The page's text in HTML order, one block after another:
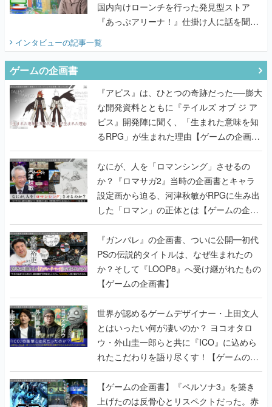
国内向けローンチを行った発見型ストア
『あっぷアリーナ！』仕掛け人に話を聞い
てみた
インタビューの記事一覧
ゲームの企画書
『アビス』は、ひとつの奇跡だった──膨大
な開発資料とともに『テイルズ オブ ジ ア
ビス』開発陣に聞く、「生まれた意味を知
るRPG」が生まれた理由【ゲームの企画
書】
なにが、人を「ロマンシング」させるの
か？『ロマサガ2』当時の企画書とキャラ
設定画から迫る、河津秋敏がRPGに生み出
した「ロマン」の正体とは【ゲームの企画
書】
『ガンパレ』の企画書、ついに公開━初代
PSの伝説的タイトルは、なぜ生まれたの
か？そして『LOOP8』へ受け継がれたもの
【ゲームの企画書】
世界が認めるゲームデザイナー・上田文人
とはいったい何が凄いのか？ ヨコオタロ
ウ・外山圭一郎らと共に『ICO』に込めら
れたこだわりを語り尽くす！【ゲームの企
画書】
【ゲームの企画書】『ペルソナ3』を築き
上げたのは反骨心とリスペクトだった。赤